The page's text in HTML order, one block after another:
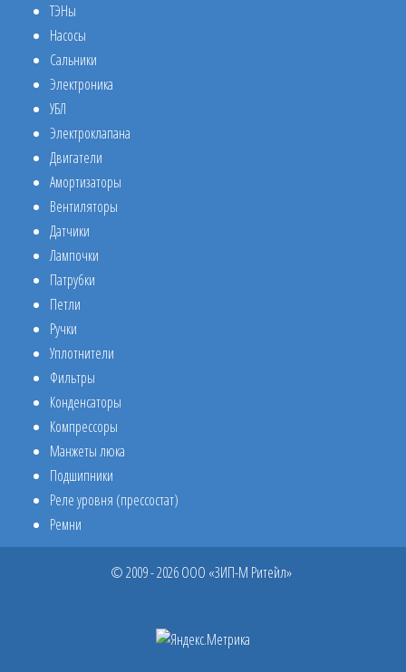
ТЭНы
Насосы
Сальники
Электроника
УБЛ
Электроклапана
Двигатели
Амортизаторы
Вентиляторы
Датчики
Лампочки
Патрубки
Петли
Ручки
Уплотнители
Фильтры
Конденсаторы
Компрессоры
Манжеты люка
Подшипники
Реле уровня (прессостат)
Ремни
© 2009 - 2026 ООО «ЗИП-М Ритейл»